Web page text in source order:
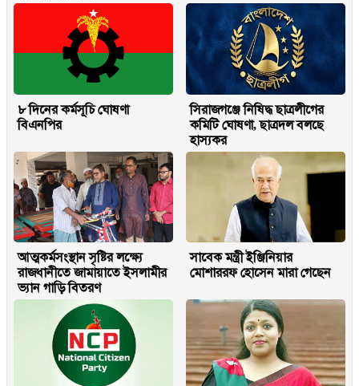
৮ দিনের কর্মসূচি ঘোষণা
বিএনপির
সিরাজগঞ্জে নিষিদ্ধ ছাত্রলীগের
কমিটি ঘোষণা, ছাত্রদল বলছে
হাস্যকর
আত্মকর্মসংস্থান সৃষ্টির লক্ষ্যে
রাজধানীতে জামায়াতে ইসলামীর
ভ্যান গাড়ি বিতরণ
সাবেক মন্ত্রী ইঞ্জিনিয়ার
মোশাররফ হোসেন মারা গেছেন